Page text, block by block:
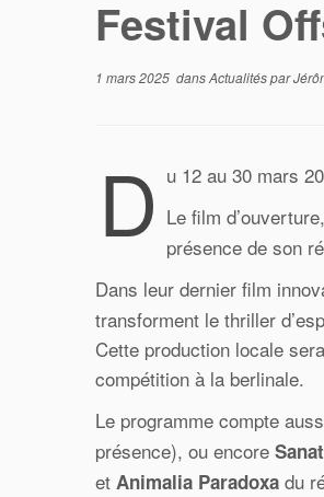
Festival
1 mars 2025 dansActualitéspar
D u 12 au 30 mars
Le film
présence de son
Dans leur dernier film
transforment le thriller
Cette production locale
compétition à la berlinale.
Le programme compte
présence), ou encore
et Animalia Paradoxa du